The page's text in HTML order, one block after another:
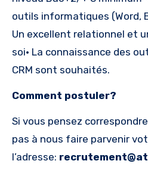
outils informatiques (Word,
Un excellent relationnel et
soi• La connaissance des
CRM sont souhaités.
Comment postuler?
Si vous pensez
pas à nous faire parvenir
l’adresse: